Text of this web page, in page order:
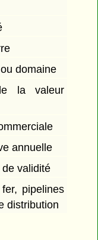
domaine
la valeur
annuelle
validité
pipelines
distribution